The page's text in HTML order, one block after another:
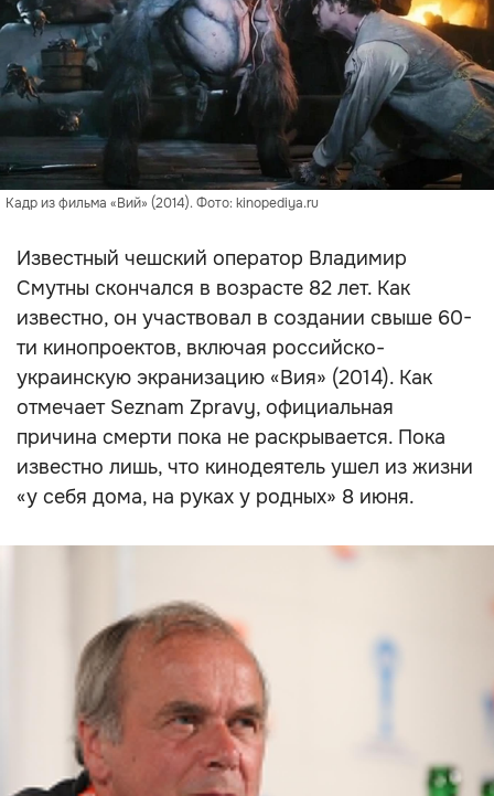
Кадр из фильма «Вий» (2014). Фото: kinopediya.ru
Известный чешский оператор Владимир
Смутны скончался в возрасте 82 лет. Как
известно, он участвовал в создании свыше 60-
ти кинопроектов, включая российско-
украинскую экранизацию «Вия» (2014). Как
отмечает Seznam Zpravy, официальная
причина смерти пока не раскрывается. Пока
известно лишь, что кинодеятель ушел из жизни
«у себя дома, на руках у родных» 8 июня.